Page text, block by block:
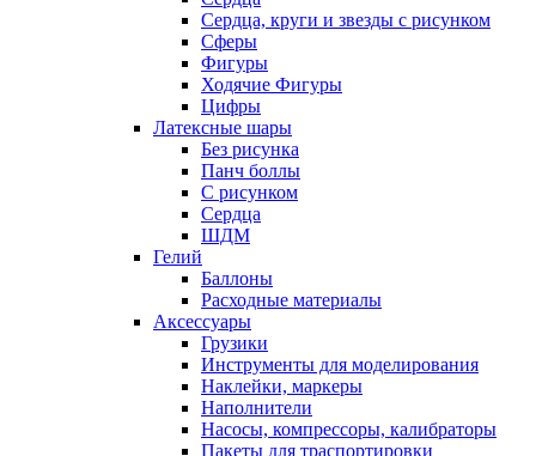
Сердца, круги и звезды с рисунком
Сферы
Фигуры
Ходячие Фигуры
Цифры
Латексные шары
Без рисунка
Панч боллы
С рисунком
Сердца
ШДМ
Гелий
Баллоны
Расходные материалы
Аксессуары
Грузики
Инструменты для моделирования
Наклейки, маркеры
Наполнители
Насосы, компрессоры, калибраторы
Пакеты для траспортировки